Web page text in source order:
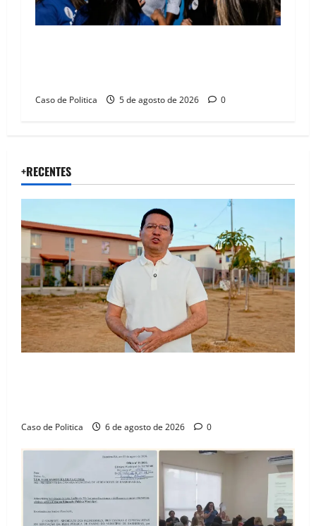
Caso de Politica 5 de agosto de 2026 0
+RECENTES
Caso de Politica 6 de agosto de 2026 0